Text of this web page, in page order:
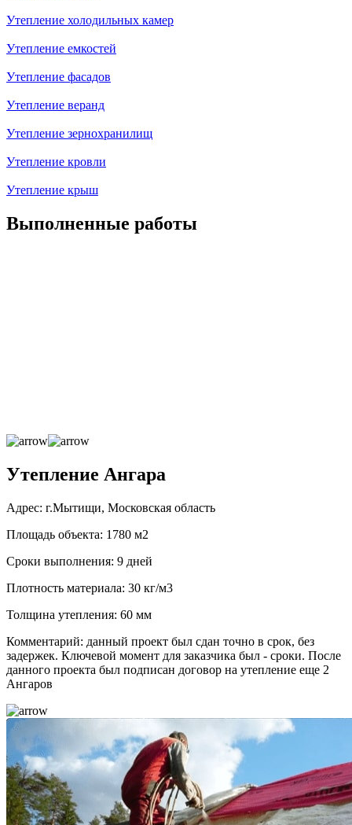
Утепление холодильных камер
Утепление емкостей
Утепление фасадов
Утепление веранд
Утепление зернохранилищ
Утепление кровли
Утепление крыш
Выполненные работы
Утепление Ангара
Адрес: г.Мытищи, Московская область
Площадь объекта: 1780 м2
Сроки выполнения: 9 дней
Плотность материала: 30 кг/м3
Толщина утепления: 60 мм
Комментарий: данный проект был сдан точно в срок, без
задержек. Ключевой момент для заказчика был - сроки. После
данного проекта был подписан договор на утепление еще 2
Ангаров